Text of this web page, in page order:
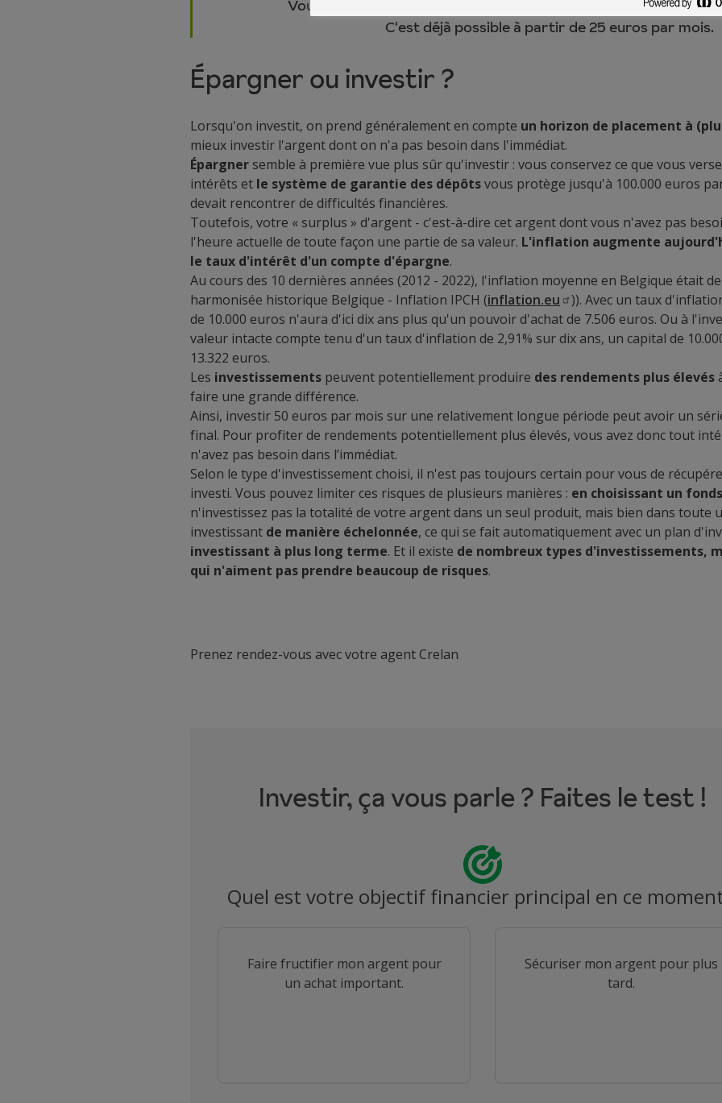
Vous mettez régulièrement de l'argent de côté ? Pensez dans ce
C'est déjà possible à partir de 25 euros par mois.
Épargner ou investir ?
Lorsqu'on investit, on prend généralement en compte un horizon de placement à
mieux investir l'argent dont on n'a pas besoin dans l'immédiat.
Épargner semble à première vue plus sûr qu'investir : vous conservez ce que vous
intérêts et le système de garantie des dépôtsvous protège jusqu'à 100.000 euros
devait rencontrer de difficultés financières.
Toutefois, votre « surplus » d'argent - c'est-à-dire cet argent dont vous n'avez pas
l'heure actuelle de toute façon une partie de sa valeur. L'inflation augmente
le taux d'intérêt d'un compte d'épargne.
Au cours des 10 dernières années (2012 - 2022), l'inflation moyenne en Belgique était
harmonisée historique Belgique - Inflation IPCH (inflation.eu
)). Avec un taux
de 10.000 euros n'aura d'ici dix ans plus qu'un pouvoir d'achat de 7.506 euros. Ou à
valeur intacte compte tenu d'un taux d'inflation de 2,91% sur dix ans, un capital de
13.322 euros.
Les investissements peuvent potentiellement produire des rendements plus élevés
faire une grande différence.
Ainsi, investir 50 euros par mois sur une relativement longue période peut avoir un
final. Pour profiter de rendements potentiellement plus élevés, vous avez donc tout
n'avez pas besoin dans l’immédiat.
Selon le type d'investissement choisi, il n'est pas toujours certain pour vous de
investi. Vous pouvez limiter ces risques de plusieurs manières : en choisissant un fonds
n'investissez pas la totalité de votre argent dans un seul produit, mais bien dans toute
investissant de manière échelonnée, ce qui se fait automatiquement avec un plan
investissant à plus long terme. Et il existe de nombreux types d'investissements,
qui n'aiment pas prendre beaucoup de risques.
Prenez rendez-vous avec votre agent Crelan
Investir, ça vous parle ? Faites le test !
Quel est votre objectif financier principal en ce
Faire fructifier mon argent pour
un achat important.
Sécuriser mon argent pour plus
tard.